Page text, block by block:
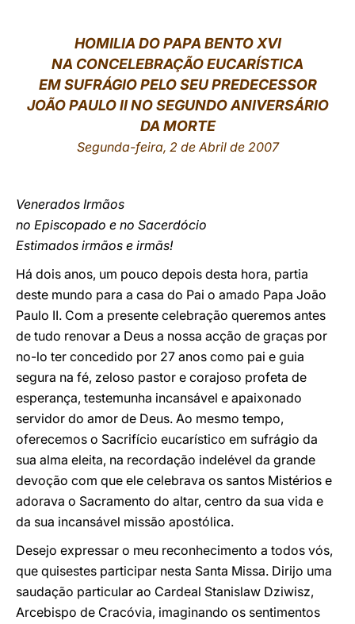
中文
LATINE
HOMILIA DO PAPA BENTO XVI
NA CONCELEBRAÇÃO EUCARÍSTICA
EM SUFRÁGIO PELO SEU PREDECESSOR
JOÃO PAULO II NO SEGUNDO ANIVERSÁRIO
DA MORTE
Segunda-feira, 2 de Abril de 2007
Venerados Irmãos
no Episcopado e no Sacerdócio
Estimados irmãos e irmãs!
Há dois anos, um pouco depois desta hora, partia
deste mundo para a casa do Pai o amado Papa João
Paulo II. Com a presente celebração queremos antes
de tudo renovar a Deus a nossa acção de graças por
no-lo ter concedido por 27 anos como pai e guia
segura na fé, zeloso pastor e corajoso profeta de
esperança, testemunha incansável e apaixonado
servidor do amor de Deus. Ao mesmo tempo,
oferecemos o Sacrifício eucarístico em sufrágio da
sua alma eleita, na recordação indelével da grande
devoção com que ele celebrava os santos Mistérios e
adorava o Sacramento do altar, centro da sua vida e
da sua incansável missão apostólica.
Desejo expressar o meu reconhecimento a todos vós,
que quisestes participar nesta Santa Missa. Dirijo uma
saudação particular ao Cardeal Stanislaw Dziwisz,
Arcebispo de Cracóvia, imaginando os sentimentos